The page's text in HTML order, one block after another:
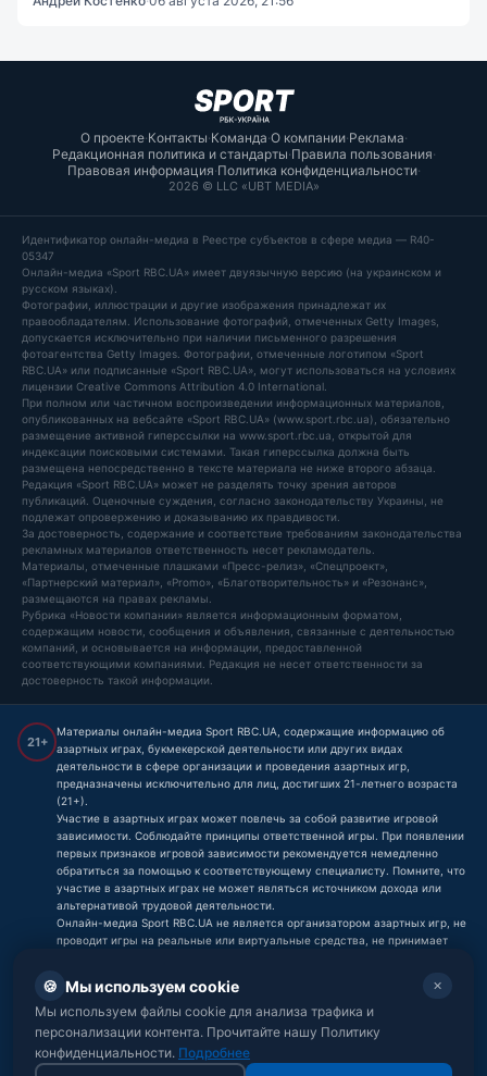
О проекте·Контакты·Команда·О компании·Реклама·
Редакционная политика и стандарты·Правила пользования·
Правовая информация·Политика конфиденциальности·
2026 © LLC «UBT MEDIA»
Идентификатор онлайн-медиа в Реестре субъектов в сфере медиа — R40-
05347
Онлайн-медиа «Sport RBC.UA» имеет двуязычную версию (на украинском и
русском языках).
Фотографии, иллюстрации и другие изображения принадлежат их
правообладателям. Использование фотографий, отмеченных Getty Images,
допускается исключительно при наличии письменного разрешения
фотоагентства Getty Images. Фотографии, отмеченные логотипом «Sport
RBC.UA» или подписанные «Sport RBC.UA», могут использоваться на условиях
лицензии Creative Commons Attribution 4.0 International.
При полном или частичном воспроизведении информационных материалов,
опубликованных на вебсайте «Sport RBC.UA» (www.sport.rbc.ua), обязательно
размещение активной гиперссылки на www.sport.rbc.ua, открытой для
индексации поисковыми системами. Такая гиперссылка должна быть
размещена непосредственно в тексте материала не ниже второго абзаца.
Редакция «Sport RBC.UA» может не разделять точку зрения авторов
публикаций. Оценочные суждения, согласно законодательству Украины, не
подлежат опровержению и доказыванию их правдивости.
За достоверность, содержание и соответствие требованиям законодательства
рекламных материалов ответственность несет рекламодатель.
Материалы, отмеченные плашками «Пресс-релиз», «Спецпроект»,
«Партнерский материал», «Promo», «Благотворительность» и «Резонанс»,
размещаются на правах рекламы.
Рубрика «Новости компании» является информационным форматом,
содержащим новости, сообщения и объявления, связанные с деятельностью
компаний, и основывается на информации, предоставленной
соответствующими компаниями. Редакция не несет ответственности за
достоверность такой информации.
21+
Материалы онлайн-медиа Sport RBC.UA, содержащие информацию об
азартных играх, букмекерской деятельности или других видах
деятельности в сфере организации и проведения азартных игр,
предназначены исключительно для лиц, достигших 21-летнего возраста
(21+).
Участие в азартных играх может повлечь за собой развитие игровой
зависимости. Соблюдайте принципы ответственной игры. При появлении
первых признаков игровой зависимости рекомендуется немедленно
обратиться за помощью к соответствующему специалисту. Помните, что
участие в азартных играх не может являться источником дохода или
альтернативой трудовой деятельности.
Онлайн-медиа Sport RBC.UA не является организатором азартных игр, не
проводит игры на реальные или виртуальные средства, не принимает
содержащие информацию об азартных играх, букмекерах или других
связанных сервисах, носят исключительно информационный характер и
не являются призывом к участию в азартных играх.
Онлайн-медиа Sport RBC.UA предназначено для лиц от 21 года.
🍪 Мы используем cookie ✕
Мы используем файлы cookie для анализа трафика и
персонализации контента. Прочитайте нашу Политику
конфиденциальности. Подробнее